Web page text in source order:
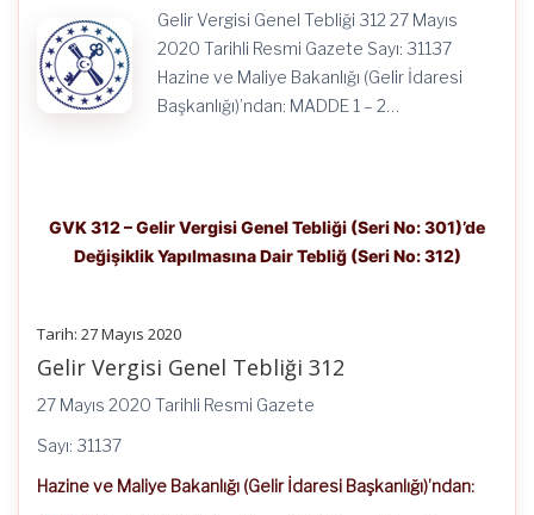
Dair
Tebliğ
(Seri
No:
için
Gelir Vergisi Genel Tebliği 312 27 Mayıs
2020 Tarihli Resmi Gazete Sayı: 31137
Hazine ve Maliye Bakanlığı (Gelir İdaresi
Başkanlığı)’ndan: MADDE 1 – 2…
GVK 312 – Gelir Vergisi Genel Tebliği (Seri No: 301)’de
Değişiklik Yapılmasına Dair Tebliğ (Seri No: 312)
Tarih: 27 Mayıs 2020
Gelir Vergisi Genel Tebliği 312
27 Mayıs 2020 Tarihli Resmi Gazete
Sayı: 31137
Hazine ve Maliye Bakanlığı (Gelir İdaresi Başkanlığı)’ndan: